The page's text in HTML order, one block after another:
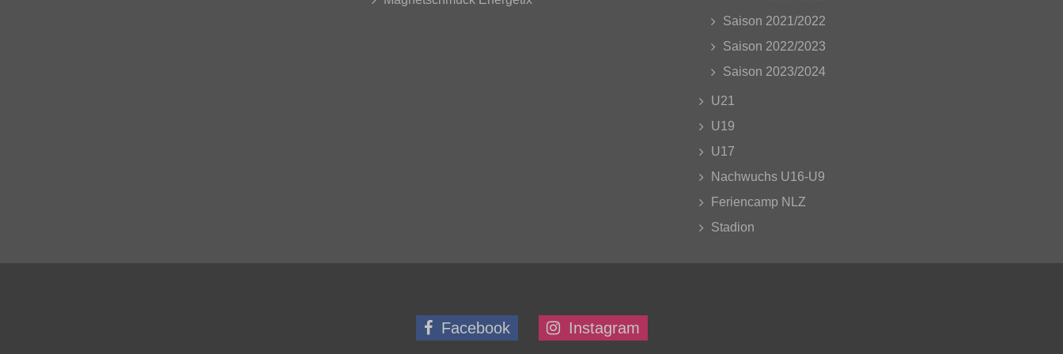
Saison 2021/2022
Saison 2022/2023
Saison 2023/2024
U21
U19
U17
Nachwuchs U16-U9
Feriencamp NLZ
Stadion
Facebook Instagram